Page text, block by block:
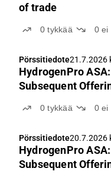
of trade
0tykkää 0ei
Pörssitiedote21.7.2026
HydrogenPro
Subsequent
0tykkää 0ei
Pörssitiedote20.7.2026
HydrogenPro
Subsequent